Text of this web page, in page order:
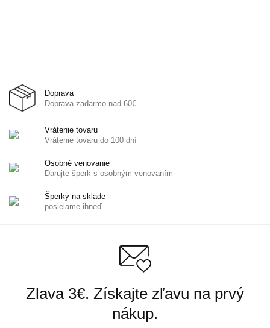
Doprava
Doprava zadarmo nad 60€
Vrátenie tovaru
Vrátenie tovaru do 100 dní
Osobné venovanie
Darujte šperk s osobným venovaním
Šperky na sklade
posielame ihneď
Zlava 3€. Získajte zľavu na prvý
nákup.